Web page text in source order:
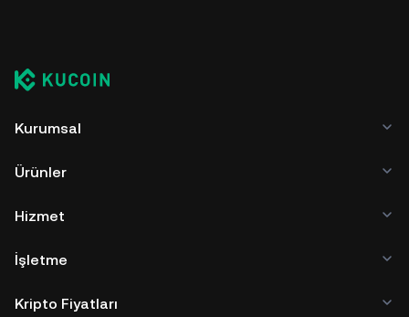
Kurumsal
Ürünler
Hizmet
İşletme
Kripto Fiyatları